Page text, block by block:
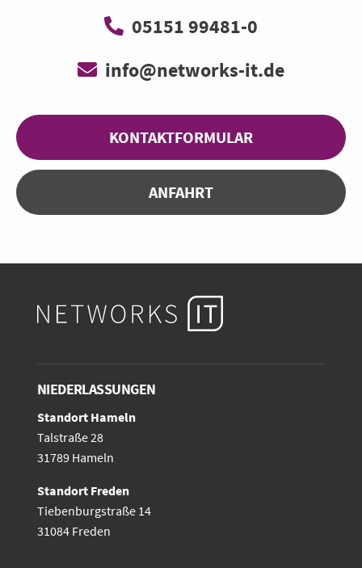
05151 99481-0
info@networks-it.de
KONTAKTFORMULAR
ANFAHRT
NIEDERLASSUNGEN
Standort Hameln
Talstraße 28
31789 Hameln
Standort Freden
Tiebenburgstraße 14
31084 Freden